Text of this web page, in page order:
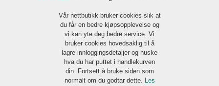
Vår nettbutikk bruker cookies slik at
du får en bedre kjøpsopplevelse og
vi kan yte deg bedre service. Vi
bruker cookies hovedsaklig til å
lagre innloggingsdetaljer og huske
hva du har puttet i handlekurven
din. Fortsett å bruke siden som
normalt om du godtar dette. Les